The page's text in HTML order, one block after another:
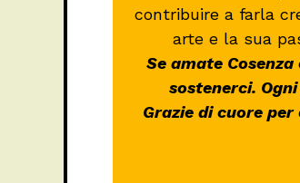
contribuire a farla
arte e la sua
Se amate
sostenerci.
Grazie di cuore